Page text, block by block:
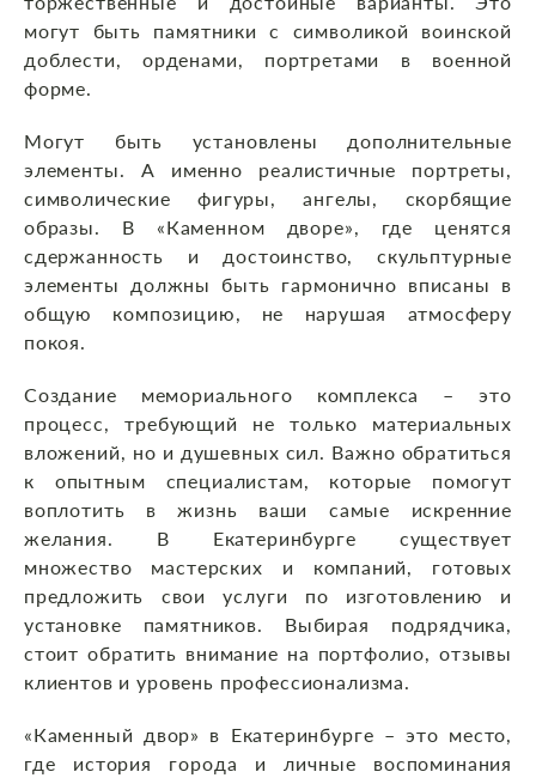
могут быть памятники с символикой воинской
доблести, орденами, портретами в военной
форме.
Могут быть установлены дополнительные
элементы. А именно реалистичные портреты,
символические фигуры, ангелы, скорбящие
образы. В «Каменном дворе», где ценятся
сдержанность и достоинство, скульптурные
элементы должны быть гармонично вписаны в
общую композицию, не нарушая атмосферу
покоя.
Создание мемориального комплекса – это
процесс, требующий не только материальных
вложений, но и душевных сил. Важно обратиться
к опытным специалистам, которые помогут
воплотить в жизнь ваши самые искренние
желания. В Екатеринбурге существует
множество мастерских и компаний, готовых
предложить свои услуги по изготовлению и
установке памятников. Выбирая подрядчика,
стоит обратить внимание на портфолио, отзывы
клиентов и уровень профессионализма.
«Каменный двор» в Екатеринбурге – это место,
где история города и личные воспоминания